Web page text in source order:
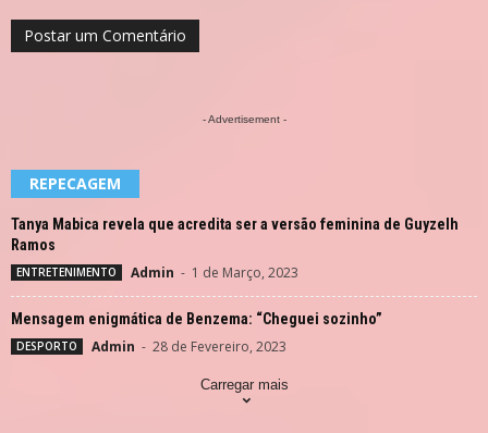
- Advertisement -
REPECAGEM
Tanya Mabica revela que acredita ser a versão feminina de Guyzelh
Ramos
ENTRETENIMENTO Admin - 1 de Março, 2023
Mensagem enigmática de Benzema: “Cheguei sozinho”
DESPORTO Admin - 28 de Fevereiro, 2023
Carregar mais